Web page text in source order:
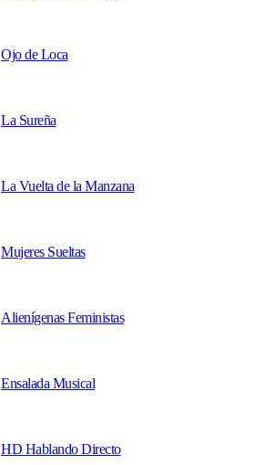
Ojo de Loca
La Sureña
La Vuelta de la Manzana
Mujeres Sueltas
Alienígenas Feministas
Ensalada Musical
HD Hablando Directo